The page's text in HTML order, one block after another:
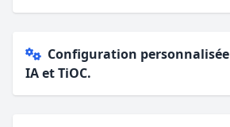
Configuration
IA et TiOC.